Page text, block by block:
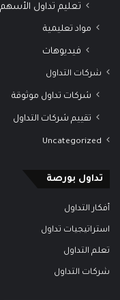
تعليم تداول الأسهم
مواد تعليمية
فيديوهات
شركات التداول
شركات تداول موثوقة
تقييم شركات التداول
Uncategorized
تداول بورصة
أفكار التداول
استراتيجيات تداول
تعلم التداول
شركات التداول